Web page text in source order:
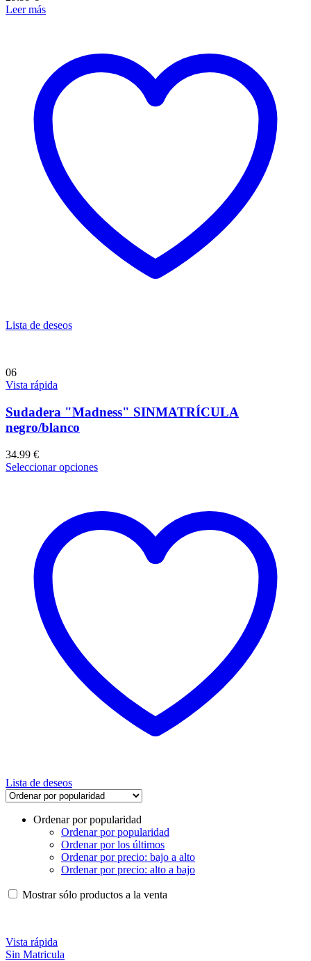
Leer más
Lista de deseos
06
Vista rápida
Sudadera "Madness" SINMATRÍCULA
negro/blanco
34.99 €
Seleccionar opciones
Lista de deseos
Ordenar por popularidad
Ordenar por popularidad
Ordenar por los últimos
Ordenar por precio: bajo a alto
Ordenar por precio: alto a bajo
Mostrar sólo productos a la venta
Vista rápida
Sin Matricula